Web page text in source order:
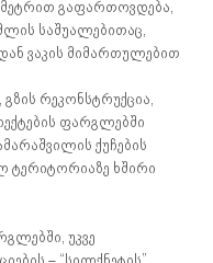
გაფართოვდება,
საშუალებითაც,
ვაკის მიმართულებით
რეკონსტრუქცია,
ფარგლებში
ქუჩების
ტერიტორიაზე ხშირი
უკვე